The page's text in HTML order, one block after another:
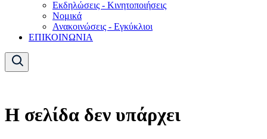
Εκδηλώσεις - Κινητοποιήσεις
Νομικά
Ανακοινώσεις - Εγκύκλιοι
ΕΠΙΚΟΙΝΩΝΙΑ
Η σελίδα δεν υπάρχει